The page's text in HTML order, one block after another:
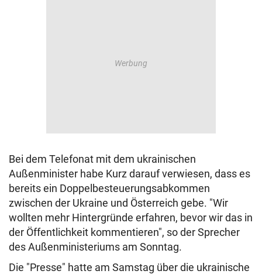
Bei dem Telefonat mit dem ukrainischen
Außenminister habe Kurz darauf verwiesen, dass es
bereits ein Doppelbesteuerungsabkommen
zwischen der Ukraine und Österreich gebe. "Wir
wollten mehr Hintergründe erfahren, bevor wir das in
der Öffentlichkeit kommentieren", so der Sprecher
des Außenministeriums am Sonntag.
Die "Presse" hatte am Samstag über die ukrainische